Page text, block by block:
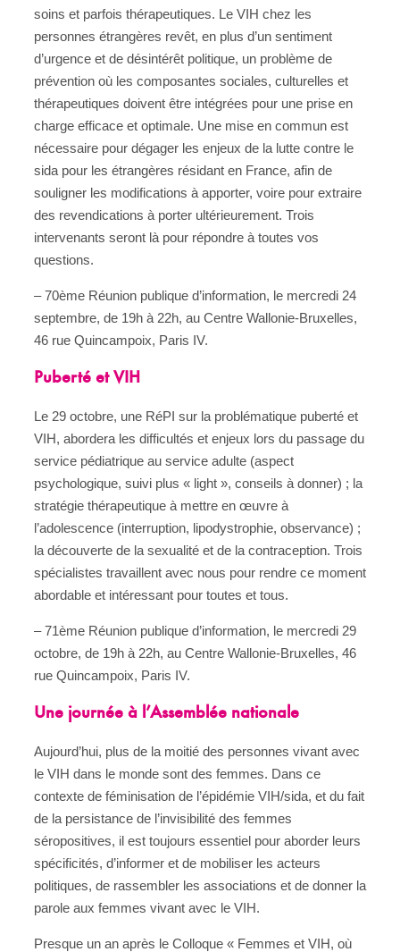
soins et parfois thérapeutiques. Le VIH chez les
personnes étrangères revêt, en plus d’un sentiment
d’urgence et de désintérêt politique, un problème de
prévention où les composantes sociales, culturelles et
thérapeutiques doivent être intégrées pour une prise en
charge efficace et optimale. Une mise en commun est
nécessaire pour dégager les enjeux de la lutte contre le
sida pour les étrangères résidant en France, afin de
souligner les modifications à apporter, voire pour extraire
des revendications à porter ultérieurement. Trois
intervenants seront là pour répondre à toutes vos
questions.
– 70ème Réunion publique d’information, le mercredi 24
septembre, de 19h à 22h, au Centre Wallonie-Bruxelles,
46 rue Quincampoix, Paris IV.
Puberté et VIH
Le 29 octobre, une RéPI sur la problématique puberté et
VIH, abordera les difficultés et enjeux lors du passage du
service pédiatrique au service adulte (aspect
psychologique, suivi plus « light », conseils à donner) ; la
stratégie thérapeutique à mettre en œuvre à
l’adolescence (interruption, lipodystrophie, observance) ;
la découverte de la sexualité et de la contraception. Trois
spécialistes travaillent avec nous pour rendre ce moment
abordable et intéressant pour toutes et tous.
– 71ème Réunion publique d’information, le mercredi 29
octobre, de 19h à 22h, au Centre Wallonie-Bruxelles, 46
rue Quincampoix, Paris IV.
Une journée à l’Assemblée nationale
Aujourd’hui, plus de la moitié des personnes vivant avec
le VIH dans le monde sont des femmes. Dans ce
contexte de féminisation de l’épidémie VIH/sida, et du fait
de la persistance de l’invisibilité des femmes
séropositives, il est toujours essentiel pour aborder leurs
spécificités, d’informer et de mobiliser les acteurs
politiques, de rassembler les associations et de donner la
parole aux femmes vivant avec le VIH.
Presque un an après le Colloque « Femmes et VIH, où